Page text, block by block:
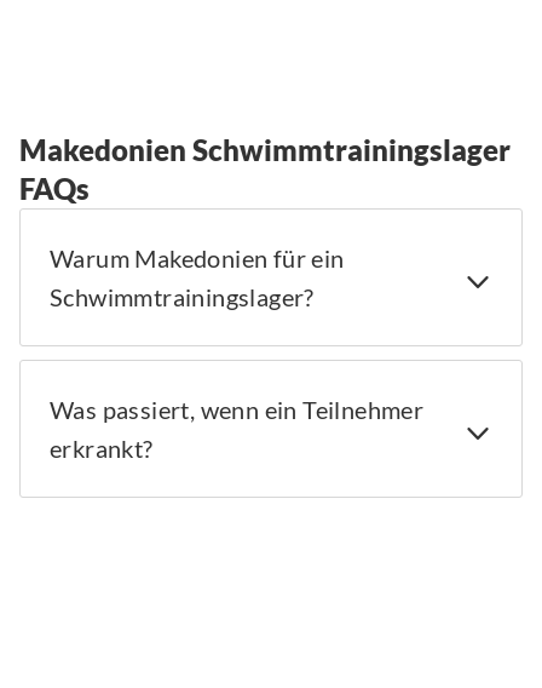
Makedonien Schwimmtrainingslager
FAQs
Warum Makedonien für ein
Schwimmtrainingslager?
Was passiert, wenn ein Teilnehmer
erkrankt?